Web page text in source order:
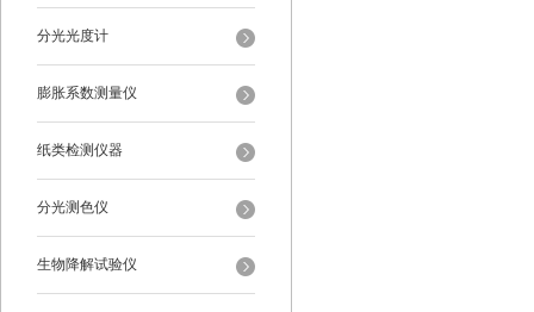
分光光度计
膨胀系数测量仪
纸类检测仪器
分光测色仪
生物降解试验仪